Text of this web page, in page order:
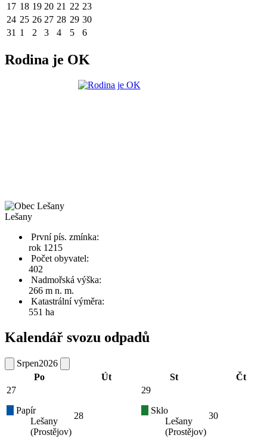
17 18 19 20 21 22 23
24 25 26 27 28 29 30
31 1 2 3 4 5 6
Rodina je OK
Lešany
První pís. zmínka:
rok 1215
Počet obyvatel:
402
Nadmořská výška:
266 m n. m.
Katastrální výměra:
551 ha
Kalendář svozu odpadů
Srpen2026
Po
Út St
Čt
27
Papír
Lešany
(Prostějov)
28
29
Sklo
Lešany
(Prostějov)
30